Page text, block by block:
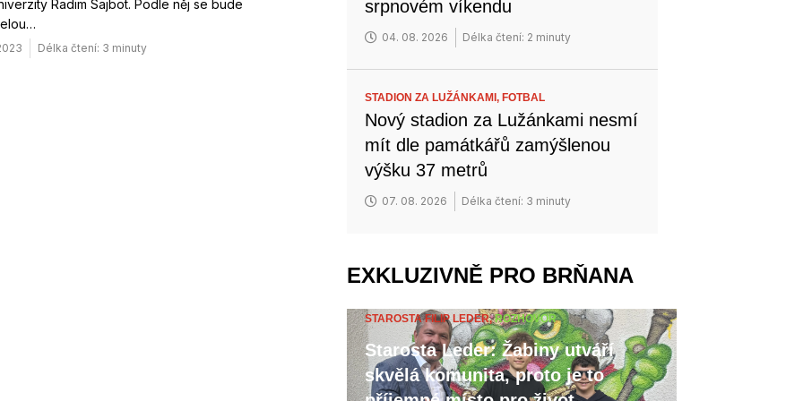
Radim Sajbot. Podle něj se bude
Délka čtení: 3 minuty
srpnovém víkendu
04. 08. 2026 Délka čtení: 2 minuty
STADION ZA LUŽÁNKAMI,FOTBAL
Nový stadion za Lužánkami nesmí
mít dle památkářů zamýšlenou
výšku 37 metrů
07. 08. 2026 Délka čtení: 3 minuty
EXKLUZIVNĚ PRO BRŇANA
STAROSTA FILIP LEDER,ROZHOVOR
Starosta Leder: Žabiny utváří
skvělá komunita, proto je to